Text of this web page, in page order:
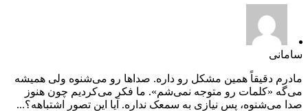
سامانی
مادرم دقیقاً همین مشکل رو داره. صداها رو می‌شنوه ولی همیشه
می‌گه «کلمات رو متوجه نمی‌شم». ما فکر می‌کردیم چون هنوز
صدا می‌شنوه، پس نیازی به سمعک نداره. آیا این تصور اشتباهه؟...